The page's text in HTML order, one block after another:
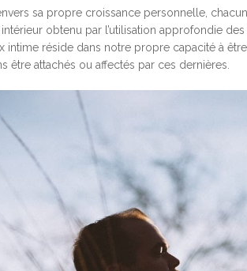
sa propre croissance personnelle,
obtenu par l’utilisation approfondie
intime réside dans notre propre capacité à
être attachés ou affectés par ces dernières.